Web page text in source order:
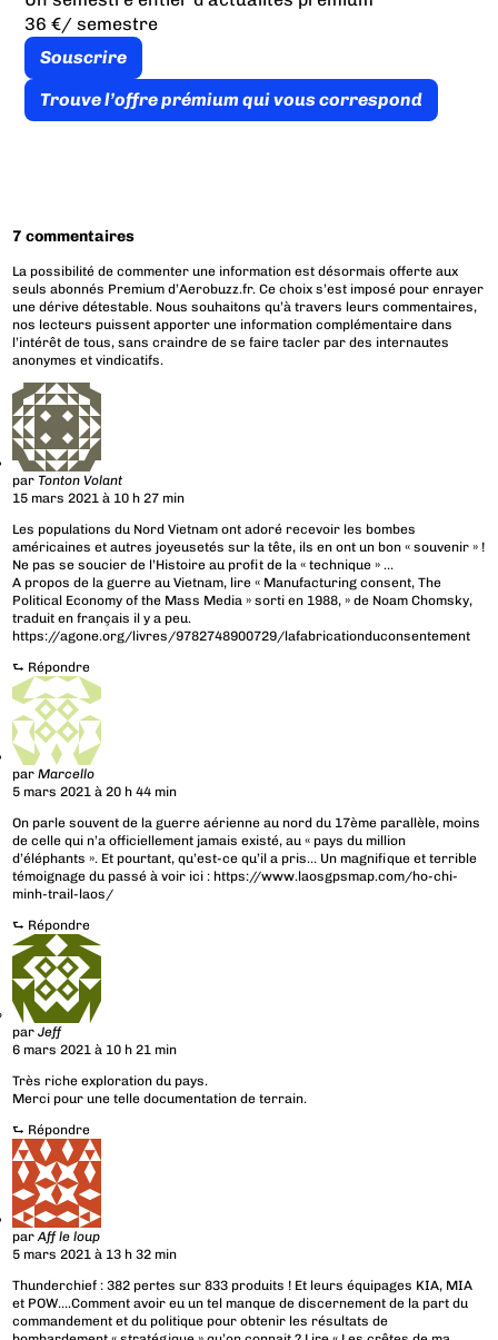
36 €/ semestre
Souscrire
Trouve l’offre prémium qui vous correspond
7 commentaires
La possibilité de commenter une information est désormais offerte aux
seuls abonnés Premium d’Aerobuzz.fr. Ce choix s’est imposé pour enrayer
une dérive détestable. Nous souhaitons qu’à travers leurs commentaires,
nos lecteurs puissent apporter une information complémentaire dans
l’intérêt de tous, sans craindre de se faire tacler par des internautes
anonymes et vindicatifs.
parTonton Volant
15 mars 2021 à 10 h 27 min
Les populations du Nord Vietnam ont adoré recevoir les bombes
américaines et autres joyeusetés sur la tête, ils en ont un bon « souvenir » !
Ne pas se soucier de l’Histoire au profit de la « technique » …
A propos de la guerre au Vietnam, lire « Manufacturing consent, The
Political Economy of the Mass Media » sorti en 1988, » de Noam Chomsky,
traduit en français il y a peu.
https://agone.org/livres/9782748900729/lafabricationduconsentement
⮑ Répondre
parMarcello
5 mars 2021 à 20 h 44 min
On parle souvent de la guerre aérienne au nord du 17ème parallèle, moins
de celle qui n’a officiellement jamais existé, au « pays du million
d’éléphants ». Et pourtant, qu’est-ce qu’il a pris… Un magnifique et terrible
témoignage du passé à voir ici : https://www.laosgpsmap.com/ho-chi-
minh-trail-laos/
⮑ Répondre
parJeff
6 mars 2021 à 10 h 21 min
Très riche exploration du pays.
Merci pour une telle documentation de terrain.
⮑ Répondre
parAff le loup
5 mars 2021 à 13 h 32 min
Thunderchief : 382 pertes sur 833 produits ! Et leurs équipages KIA, MIA
et POW….Comment avoir eu un tel manque de discernement de la part du
commandement et du politique pour obtenir les résultats de